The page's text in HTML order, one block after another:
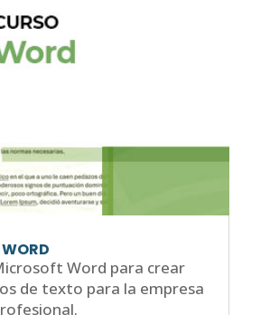
Word para crear
de texto para la empresa